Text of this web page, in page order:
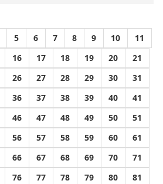
5 6 7 8 9 10
11
16 17 18 19 20
21
26 27 28 29 30
31
36 37 38 39 40
41
46 47 48 49 50
51
56 57 58 59 60
61
66 67 68 69 70
71
76 77 78 79 80
81